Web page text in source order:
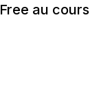
au cours